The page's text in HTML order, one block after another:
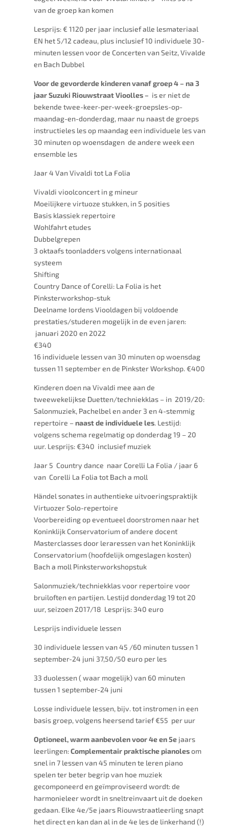
van de groep kan komen
Lesprijs: € 1120 per jaar inclusief alle lesmateriaal
EN het 5/12 cadeau, plus inclusief 10 individuele 30-
minuten lessen voor de Concerten van Seitz, Vivalde
en Bach Dubbel
Voor de gevorderde kinderen vanaf groep 4 – na 3
jaar Suzuki Riouwstraat Vioolles – is er niet de
bekende twee-keer-per-week-groepsles-op-
maandag-en-donderdag, maar nu naast de groeps
instructieles les op maandag een individuele les van
30 minuten op woensdagen de andere week een
ensemble les
Jaar 4 Van Vivaldi tot La Folia
Vivaldi vioolconcert in g mineur
Moeilijkere virtuoze stukken, in 5 posities
Basis klassiek repertoire
Wohlfahrt etudes
Dubbelgrepen
3 oktaafs toonladders volgens internationaal
systeem
Shifting
Country Dance of Corelli: La Folia is het
Pinksterworkshop-stuk
Deelname Iordens Viooldagen bij voldoende
prestaties/studeren mogelijk in de even jaren:
januari 2020 en 2022
€340
16 individuele lessen van 30 minuten op woensdag
tussen 11 september en de Pinkster Workshop. €400
Kinderen doen na Vivaldi mee aan de
tweewekelijkse Duetten/techniekklas – in 2019/20:
Salonmuziek, Pachelbel en ander 3 en 4-stemmig
repertoire –naast de individuele les. Lestijd:
volgens schema regelmatig op donderdag 19 – 20
uur. Lesprijs: €340 inclusief muziek
Jaar 5 Country dance naar Corelli La Folia / jaar 6
van Corelli La Folia tot Bach a moll
Händel sonates in authentieke uitvoeringspraktijk
Virtuozer Solo-repertoire
Voorbereiding op eventueel doorstromen naar het
Koninklijk Conservatorium of andere docent
Masterclasses door leraressen van het Koninklijk
Conservatorium (hoofdelijk omgeslagen kosten)
Bach a moll Pinksterworkshopstuk
Salonmuziek/techniekklas voor repertoire voor
bruiloften en partijen. Lestijd donderdag 19 tot 20
uur, seizoen 2017/18 Lesprijs: 340 euro
Lesprijs individuele lessen
30 individuele lessen van 45 /60 minuten tussen 1
september-24 juni 37,50/50 euro per les
33 duolessen ( waar mogelijk) van 60 minuten
tussen 1 september-24 juni
Losse individuele lessen, bijv. tot instromen in een
basis groep, volgens heersend tarief €55 per uur
Optioneel, warm aanbevolen voor 4e en 5ejaars
leerlingen:Complementair praktische pianolesom
snel in 7 lessen van 45 minuten te leren piano
spelen ter beter begrip van hoe muziek
gecomponeerd en geïmproviseerd wordt: de
harmonieleer wordt in sneltreinvaart uit de doeken
gedaan. Elke 4e/5e jaars Riouwstraatleerling snapt
het direct en kan dan al in de 4e les de linkerhand (!)